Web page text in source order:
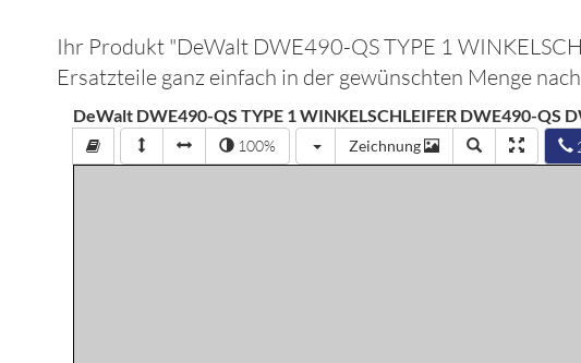
Ihr Produkt "DeWalt DWE490-QS TYPE 1
Ersatzteile ganz einfach in der gewünschten Menge
DeWalt DWE490-QS TYPE 1 WINKELSCHLEIFER DWE490-QS
100% Zeichnung